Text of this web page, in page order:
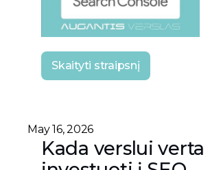
Skaityti straipsnį
May 16, 2026
Kada verslui verta